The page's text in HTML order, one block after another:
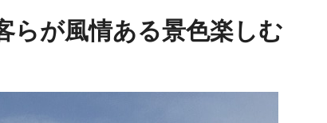
が風情ある景色楽しむ